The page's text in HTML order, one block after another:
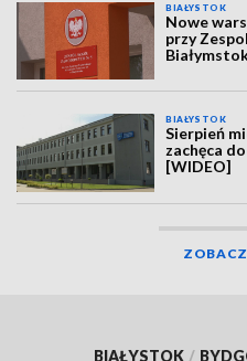
BIAŁYSTOK
Nowe
przy
BIAŁYSTOK
Sierpień
zachęca
[WIDEO]
BIAŁYSTOK /